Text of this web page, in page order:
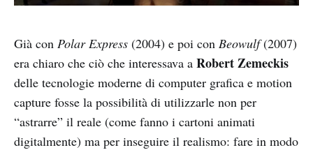
Già con Polar Express (2004) e poi con Beowulf(2007)
era chiaro che ciò che interessava a Robert Zemeckis
delle tecnologie moderne di computer grafica e motion
capture fosse la possibilità di utilizzarle non per
“astrarre” il reale (come fanno i cartoni animati
digitalmente) ma per inseguire il realismo: fare in modo